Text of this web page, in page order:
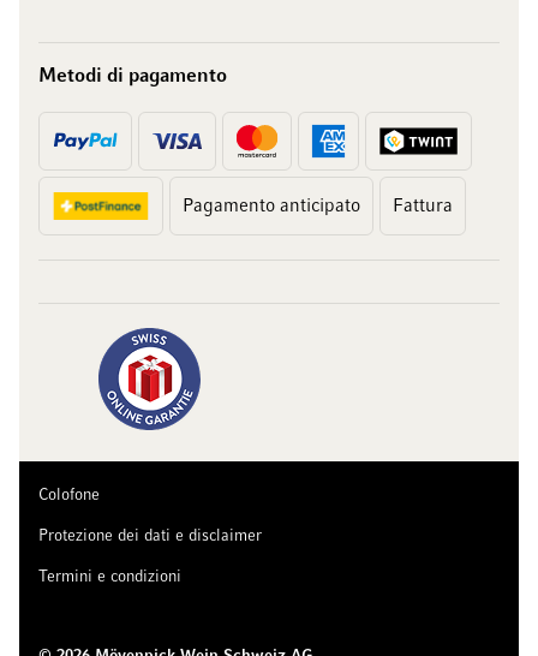
Metodi di pagamento
Pagamento anticipato Fattura
Colofone
Protezione dei dati e disclaimer
Termini e condizioni